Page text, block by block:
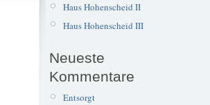
Haus Hohenscheid II
Haus Hohenscheid III
Neueste
Kommentare
Entsorgt